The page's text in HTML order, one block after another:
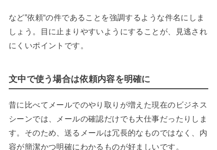
など”依頼“の件であることを強調するような件名にしま
しょう。目に止まりやすいようにすることが、見逃され
にくいポイントです。
文中で使う場合は依頼内容を明確に
昔に比べてメールでのやり取りが増えた現在のビジネス
シーンでは、メールの確認だけでも大仕事だったりしま
す。そのため、送るメールは冗長的なものではなく、内
容が簡潔かつ明確にわかるものが好ましいです。